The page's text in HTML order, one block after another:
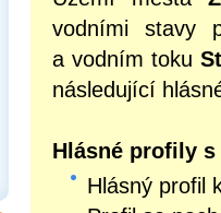
vodními stavy
a vodním toku
následující
Hlásné profily s
Hlásný profil